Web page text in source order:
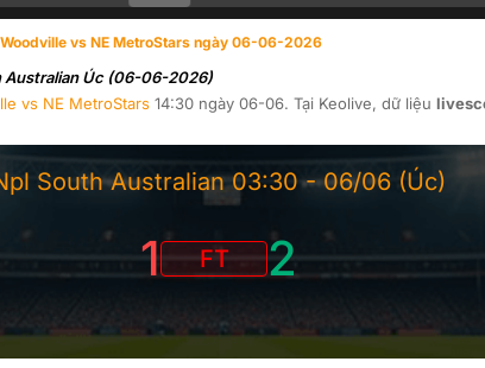
vs NE MetroStars ngày 06-06-2026
Australian Úc (06-06-2026)
vs NE MetroStars 14:30 ngày 06-06. Tại Keolive, dữ liệu
South Australian 03:30 -06/06 (Úc)
1 FT 2